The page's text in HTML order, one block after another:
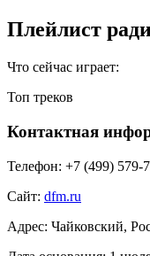
Плейлист
Что сейчас играет:
Топ треков
Контактная
Телефон: +7 (499) 579-
Сайт: dfm.ru
Адрес: Чайковский,